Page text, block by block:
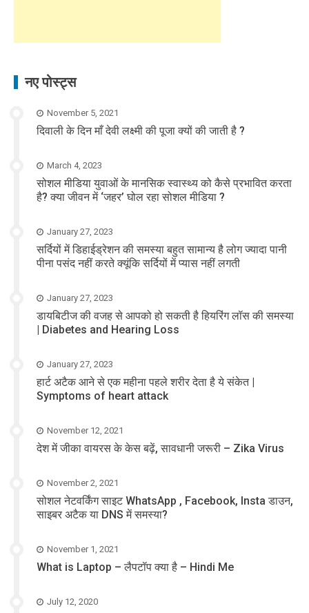
नए पोस्ट्स
November 5, 2021
दिवाली के दिन माँ देवी लक्ष्मी की पूजा क्यों की जाती है ?
March 4, 2023
सोशल मीडिया युवाओं के मानसिक स्वास्थ्य को कैसे प्रभावित करता
है? क्या जीवन में ‘जहर’ घोल रहा सोशल मीडिया ?
January 27, 2023
सर्दियों में डिहाईड्रेशन की समस्या बहुत सामान्य है लोग ज्यादा पानी
पीना पसंद नहीं करते क्यूंकि सर्दियों में प्यास नहीं लगती
January 27, 2023
डायबिटीज की वजह से आपको हो सकती है हियरिंग लॉस की समस्या
| Diabetes and Hearing Loss
January 27, 2023
हार्ट अटैक आने से एक महीना पहले शरीर देता है ये संकेत |
Symptoms of heart attack
November 12, 2021
देश में जीका वायरस के केस बढ़ें, सावधानी जरूरी – Zika Virus
November 2, 2021
सोशल नेटवर्किंग साइट WhatsApp , Facebook, Insta डाउन,
साइबर अटैक या DNS में समस्या?
November 1, 2021
What is Laptop – लैपटॉप क्या है – Hindi Me
July 12, 2020